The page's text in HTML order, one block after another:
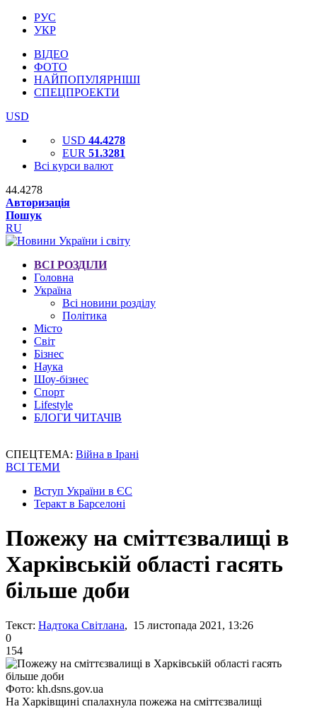
РУС
УКР
ВІДЕО
ФОТО
НАЙПОПУЛЯРНІШІ
СПЕЦПРОЕКТИ
USD
USD 44.4278
EUR 51.3281
Всі курси валют
44.4278
Авторизація
Пошук
RU
ВСІ РОЗДІЛИ
Головна
Україна
Всі новини розділу
Політика
Місто
Світ
Бізнес
Наука
Шоу-бізнес
Спорт
Lifestyle
БЛОГИ ЧИТАЧІВ
СПЕЦТЕМА: Війна в Ірані
ВСІ ТЕМИ
Вступ України в ЄС
Теракт в Барселоні
Пожежу на сміттєзвалищі в
Харківській області гасять
більше доби
Текст: Надтока Світлана, 15 листопада 2021, 13:26
0
154
Фото: kh.dsns.gov.ua
На Харківщині спалахнула пожежа на сміттєзвалищі